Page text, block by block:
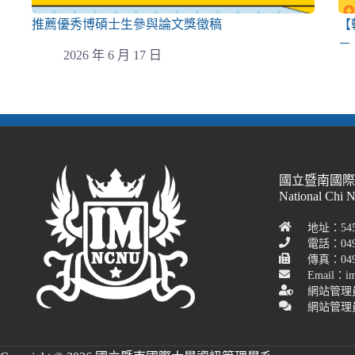
推薦優秀博碩士生參與論文獎徵稿
2026 年 6 月 17 日
－
國立暨南國
National Chi
地址：
電話：
傳真：
Email：
網站管理
網站管理